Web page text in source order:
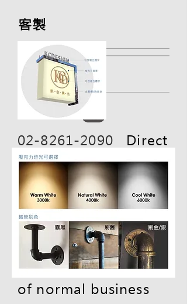
02-8261-2090
Direct
phone call
mail@kcs123.com
Reply within 4 hours
of normal business
客製